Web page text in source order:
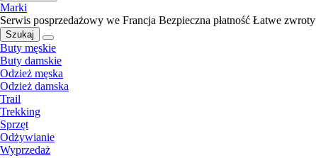
Marki
Serwis posprzedażowy we Francja Bezpieczna płatność Łatwe zwroty
Szukaj
Buty męskie
Buty damskie
Odzież męska
Odzież damska
Trail
Trekking
Sprzęt
Odżywianie
Wyprzedaż